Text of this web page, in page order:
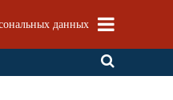
данных